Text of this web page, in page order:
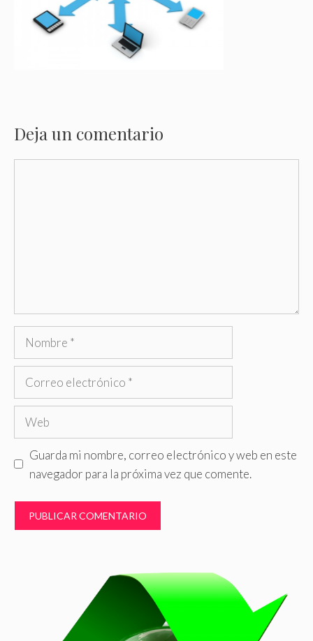
Deja un comentario
Nombre
Correo
Web
Guarda mi nombre, correo electrónico y web en este
navegador para la próxima vez que comente.